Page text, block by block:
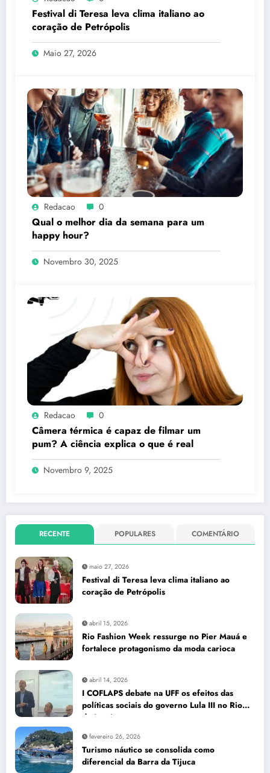
Festival di Teresa leva clima italiano ao
coração de Petrópolis
Maio 27, 2026
Redacao 0
Qual o melhor dia da semana para um
happy hour?
Novembro 30, 2025
Redacao 0
Câmera térmica é capaz de filmar um
pum? A ciência explica o que é real
Novembro 9, 2025
RECENTE POPULARES COMENTÁRIO
maio 27, 2026
Festival di Teresa leva clima italiano ao
coração de Petrópolis
abril 15, 2026
Rio Fashion Week ressurge no Pier Mauá e
fortalece protagonismo da moda carioca
abril 14, 2026
I COFLAPS debate na UFF os efeitos das
políticas sociais do governo Lula III no Rio
de Janeiro
fevereiro 26, 2026
Turismo náutico se consolida como
diferencial da Barra da Tijuca